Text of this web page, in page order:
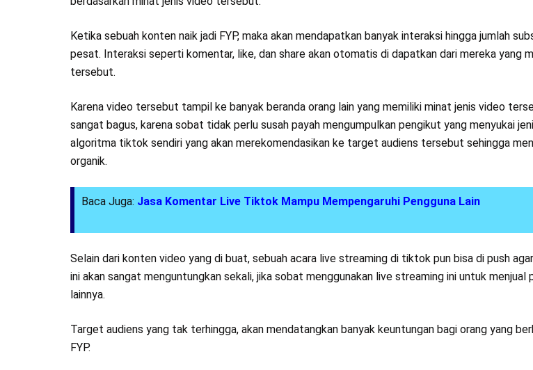
Ketika sebuah konten naik jadi FYP, maka akan mendapatkan banyak interaksi hingga jumlah
pesat. Interaksi seperti komentar, like, dan share akan otomatis di dapatkan dari mereka yang
tersebut.
Karena video tersebut tampil ke banyak beranda orang lain yang memiliki minat jenis video
sangat bagus, karena sobat tidak perlu susah payah mengumpulkan pengikut yang menyukai
algoritma tiktok sendiri yang akan merekomendasikan ke target audiens tersebut sehingga
organik.
Baca Juga: Jasa Komentar Live Tiktok Mampu Mempengaruhi Pengguna Lain
Selain dari konten video yang di buat, sebuah acara live streaming di tiktok pun bisa di push
ini akan sangat menguntungkan sekali, jika sobat menggunakan live streaming ini untuk menjual
lainnya.
Target audiens yang tak terhingga, akan mendatangkan banyak keuntungan bagi orang yang
FYP.